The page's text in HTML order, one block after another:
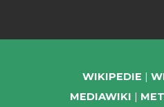
WIKIPEDIE
MEDIAWIKI